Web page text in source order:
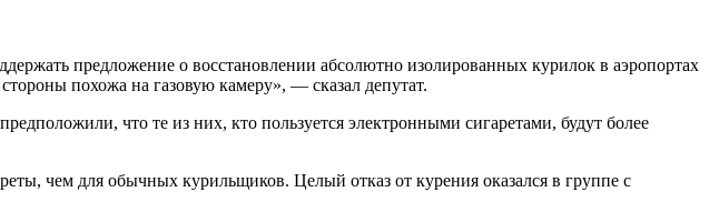
предложение о восстановлении абсолютно изолированных курилок в аэропортах
похожа на газовую камеру», — сказал депутат.
что те из них, кто пользуется электронными сигаретами, будут более
чем для обычных курильщиков. Целый отказ от курения оказался в группе с